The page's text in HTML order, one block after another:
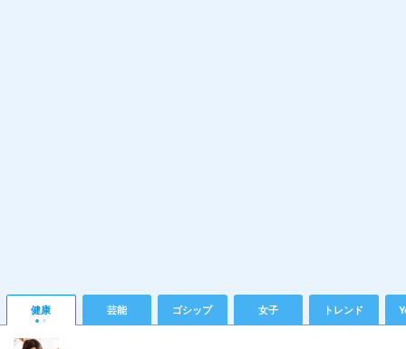
健康 芸能 ゴシップ 女子 トレンド